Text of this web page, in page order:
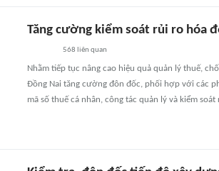
Tăng cường kiểm soát rủi ro hóa
568 liên quan
Nhằm tiếp tục nâng cao hiệu quả quản lý thuế,
Đồng Nai tăng cường đôn đốc, phối hợp với các
mã số thuế cá nhân, công tác quản lý và kiểm